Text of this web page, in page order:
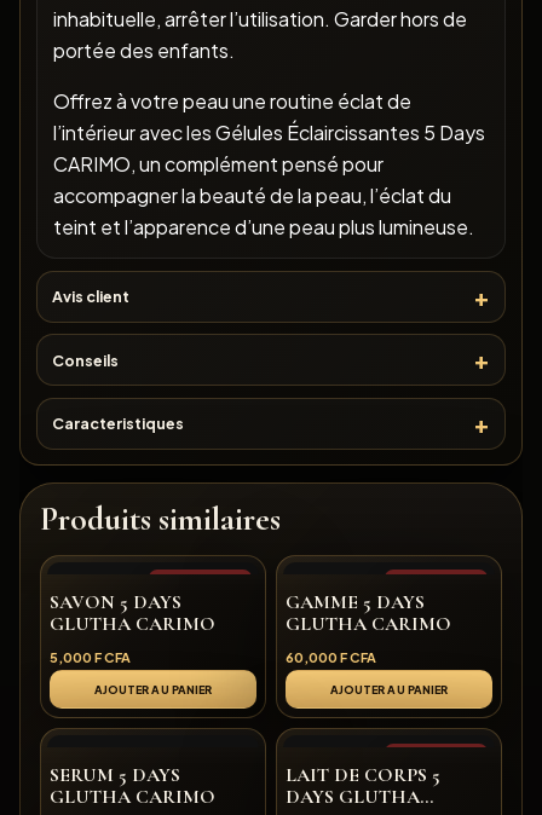
inhabituelle, arrêter l’utilisation. Garder hors de
portée des enfants.
Offrez à votre peau une routine éclat de
l’intérieur avec les Gélules Éclaircissantes 5 Days
CARIMO, un complément pensé pour
accompagner la beauté de la peau, l’éclat du
teint et l’apparence d’une peau plus lumineuse.
Avis client
Conseils
Caracteristiques
Produits similaires
SAVON 5 DAYS
GLUTHA CARIMO
5,000 F CFA
AJOUTER AU PANIER
GAMME 5 DAYS
GLUTHA CARIMO
60,000 F CFA
AJOUTER AU PANIER
SERUM 5 DAYS
GLUTHA CARIMO
LAIT DE CORPS 5
DAYS GLUTHA